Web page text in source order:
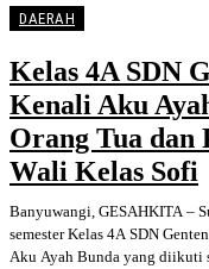
DAERAH
Kelas 4A SDN
Kenali Aku
Orang Tua dan
Wali Kelas Sofi
Banyuwangi, GESAHKITA –
semester Kelas 4A SDN
Aku Ayah Bunda yang diikuti